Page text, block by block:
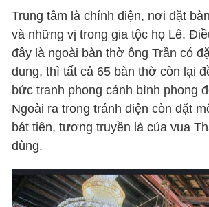
Trung tâm là chính điện, nơi đặt
và những vị trong gia tộc họ Lê.
đây là ngoài bàn thờ ông Trần có
dung, thì tất cả 65 bàn thờ còn lại
bức tranh phong cảnh bình phong
Ngoài ra trong tránh điện còn đặt
bát tiên, tương truyền là của vua
dùng.